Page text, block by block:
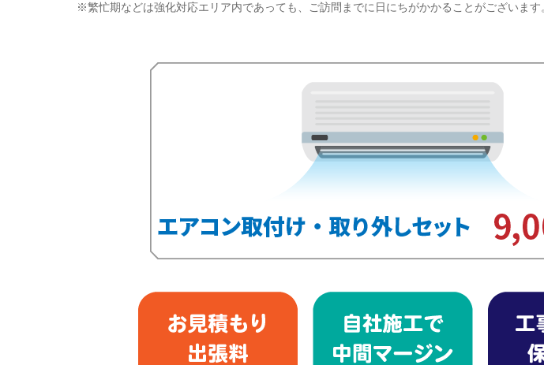
※繁忙期などは強化対応エリア内であっても、ご訪問までに日にちがかかることがございます